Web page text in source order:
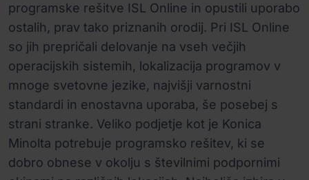
programske rešitve ISL Online in opustili uporabo
ostalih, prav tako priznanih orodij. Pri ISL Online
so jih prepričali delovanje na vseh večjih
operacijskih sistemih, lokalizacija programov v
mnoge svetovne jezike, najvišji varnostni
standardi in enostavna uporaba, še posebej s
strani stranke. Veliko podjetje kot je Konica
Minolta potrebuje programsko rešitev, ki se
dobro obnese v okolju s številnimi podpornimi